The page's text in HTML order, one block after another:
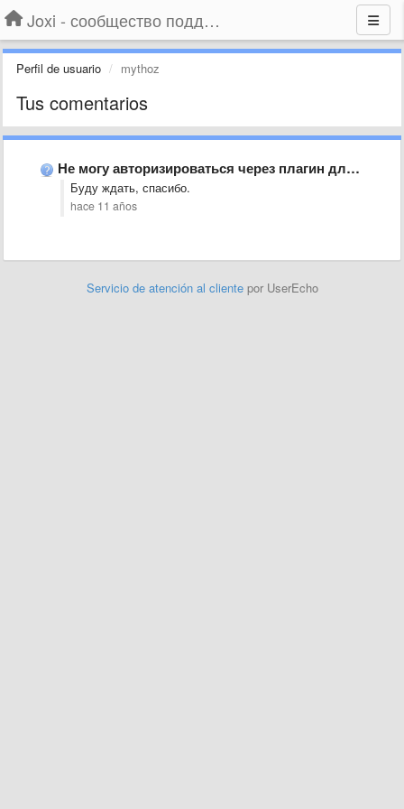
Joxi - сообщество поддержки
Perfil de usuario mythoz
Tus comentarios
Не могу авторизироваться через плагин для хрома.
Буду ждать, спасибо.
hace 11 años
Servicio de atención al cliente por UserEcho